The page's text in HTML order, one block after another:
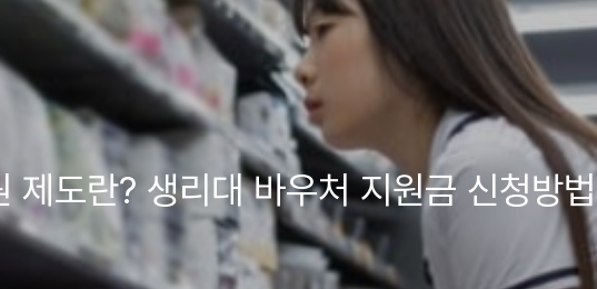
제도란? 생리대 바우처 지원금 신청방법